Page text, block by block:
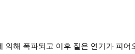
의해 폭파되고 이후 짙은 연기가 피어